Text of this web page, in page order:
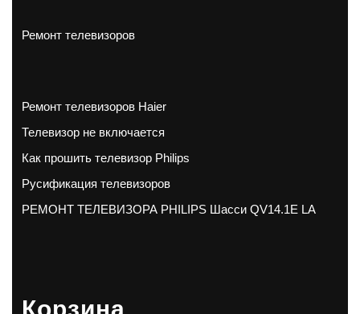
Ремонт телевизоров
Ремонт телевизоров Haier
Телевизор не включается
Как прошить телевизор Philips
Русификация телевизоров
РЕМОНТ ТЕЛЕВИЗОРА PHILIPS Шасси QV14.1E LA
Корзина